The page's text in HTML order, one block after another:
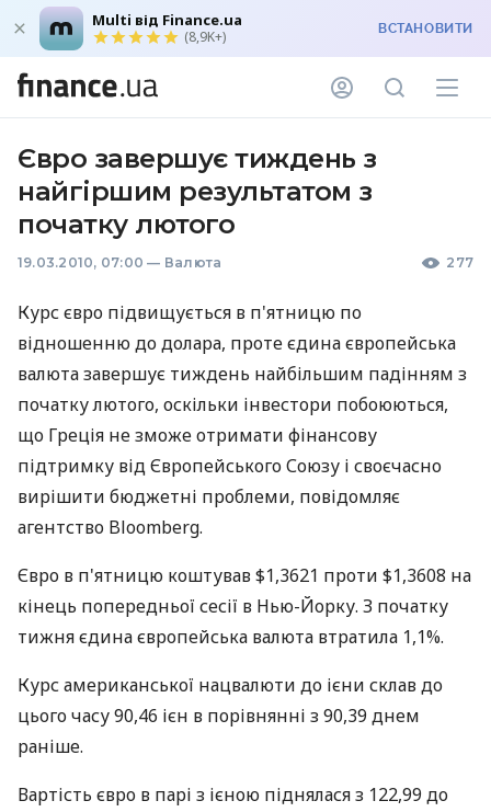
Multi від Finance.ua
(8,9K+) ВСТАНОВИТИ
Євро завершує тиждень з
найгіршим результатом з
початку лютого
19.03.2010, 07:00 — Валюта 277
Курс євро підвищується в п'ятницю по
відношенню до долара, проте єдина європейська
валюта завершує тиждень найбільшим падінням з
початку лютого, оскільки інвестори побоюються,
що Греція не зможе отримати фінансову
підтримку від Європейського Союзу і своєчасно
вирішити бюджетні проблеми, повідомляє
агентство Bloomberg.
Євро в п'ятницю коштував $1,3621 проти $1,3608 на
кінець попередньої сесії в Нью-Йорку. З початку
тижня єдина європейська валюта втратила 1,1%.
Курс американської нацвалюти до ієни склав до
цього часу 90,46 ієн в порівнянні з 90,39 днем
раніше.
Вартість євро в парі з ієною піднялася з 122,99 до